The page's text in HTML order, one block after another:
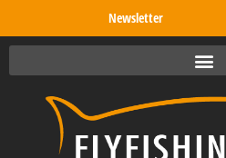
Newsletter